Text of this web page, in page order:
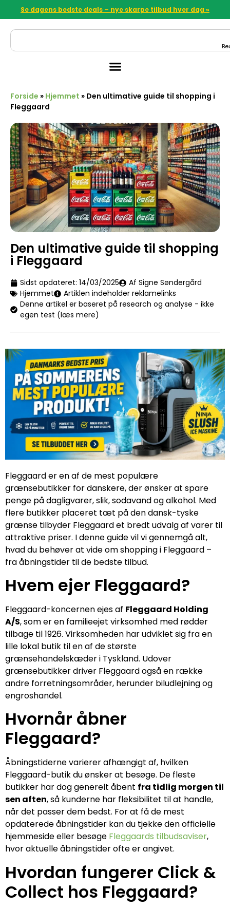
Se dagens bedste deals – nye skarpe tilbud hver dag »
Forside » Hjemmet » Den ultimative guide til shopping i
Fleggaard
Den ultimative guide til shopping
i Fleggaard
Sidst opdateret: 14/03/2025
Af Signe Søndergård
Hjemmet
Artiklen indeholder reklamelinks
Denne artikel er baseret på research og analyse - ikke
egen test (læs mere)
Fleggaard er en af de mest populære
grænsebutikker for danskere, der ønsker at spare
penge på dagligvarer, slik, sodavand og alkohol. Med
flere butikker placeret tæt på den dansk-tyske
grænse tilbyder Fleggaard et bredt udvalg af varer til
attraktive priser. I denne guide vil vi gennemgå alt,
hvad du behøver at vide om shopping i Fleggaard –
fra åbningstider til de bedste tilbud.
Hvem ejer Fleggaard?
Fleggaard-koncernen ejes af Fleggaard Holding
A/S, som er en familieejet virksomhed med rødder
tilbage til 1926. Virksomheden har udviklet sig fra en
lille lokal butik til en af de største
grænsehandelskæder i Tyskland. Udover
grænsebutikker driver Fleggaard også en række
andre forretningsområder, herunder biludlejning og
engroshandel.
Hvornår åbner
Fleggaard?
Åbningstiderne varierer afhængigt af, hvilken
Fleggaard-butik du ønsker at besøge. De fleste
butikker har dog generelt åbent fra tidlig morgen til
sen aften, så kunderne har fleksibilitet til at handle,
når det passer dem bedst. For at få de mest
opdaterede åbningstider kan du tjekke den officielle
hjemmeside eller besøge Fleggaards tilbudsaviser,
hvor aktuelle åbningstider ofte er angivet.
Hvordan fungerer Click &
Collect hos Fleggaard?